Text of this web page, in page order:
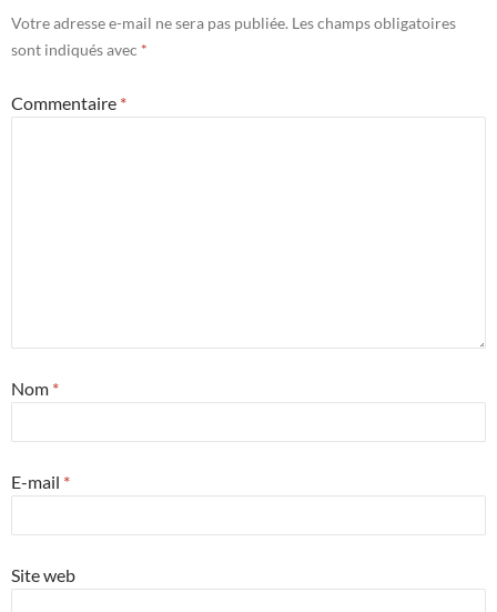
Votre adresse e-mail ne sera pas publiée. Les champs obligatoires
sont indiqués avec *
Commentaire *
Nom *
E-mail *
Site web